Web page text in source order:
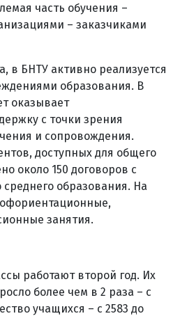
часть обучения –
– заказчиками
в БНТУ активно реализуется
образования. В
оказывает
с точки зрения
и сопровождения.
доступных для общего
около 150 договоров с
образования. На
занятия.
работают второй год. Их
более чем в 2 раза – с
учащихся – с 2583 до